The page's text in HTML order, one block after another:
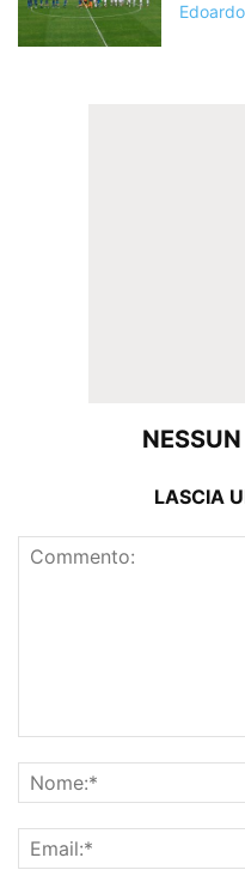
LASCIA